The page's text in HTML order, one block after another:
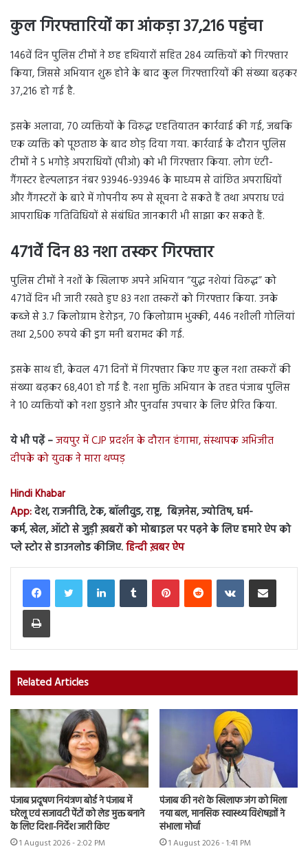
कुल गिरफ्तारियों का आंकड़ा 37,216 पहुंचा
146वें दिन पुलिस टीमों ने छह हथियारों सहित 284 व्यक्तियों को गिरफ्तार
किया, जिससे अभियान शुरू होने के बाद कुल गिरफ्तारियों की संख्या बढ़कर
37,216 हो गई है.
इसके अलावा, 70 व्यक्तियों के विरुद्ध एहतियातन कार्रवाई की गई, जबकि
एक व्यक्ति को पूछताछ के बाद छोड़ दिया गया. कार्रवाई के दौरान पुलिस
टीमों ने 5 भगोड़े अपराधियों (पीओ) को भी गिरफ्तार किया. लोग एंटी-
गैंगस्टर हेल्पलाइन नंबर 93946-93946 के माध्यम से वांछित अपराधियों
और गैंगस्टरों के बारे में गोपनीय रूप से सूचना दे सकते हैं तथा अपराध एवं
आपराधिक गतिविधियों से संबंधित जानकारी भी साझा कर सकते हैं.
471वें दिन 83 नशा तस्कर गिरफ्तार
पुलिस टीमों ने नशों के खिलाफ अपने अभियान “युद्ध नशेयां विरुद्ध” को
471वें दिन भी जारी रखते हुए 83 नशा तस्करों को गिरफ्तार किया. उनके
कब्जे से 3.7 किलोग्राम हेरोइन, 70 किलोग्राम भुक्की, 446 नशीली गोलियां
तथा 2,500 रुपये की ड्रग मनी बरामद की गई.
इसके साथ ही, केवल 471 दिनों में गिरफ्तार किए गए कुल नशा तस्करों की
संख्या बढ़कर 68,401 हो गई है. नशा मुक्ति अभियान के तहत पंजाब पुलिस
ने 10 व्यक्तियों को नशा छुड़ाने और पुनर्वास उपचार के लिए प्रेरित किया.
ये भी पढ़ें –जयपुर में CJP प्रदर्शन के दौरान हंगामा, संस्थापक अभिजीत
दीपके को युवक ने मारा थप्पड़
Hindi Khabar
App:देश, राजनीति, टेक, बॉलीवुड, राष्ट्र, बिज़नेस, ज्योतिष, धर्म-
कर्म, खेल, ऑटो से जुड़ी ख़बरों को मोबाइल पर पढ़ने के लिए हमारे ऐप को
प्ले स्टोर से डाउनलोड कीजिए.हिन्दी ख़बर ऐप
LinkedInTumblr PinterestReddit VKontakteShare via Email
Print
Related Articles
पंजाब प्रदूषण नियंत्रण बोर्ड ने पंजाब में
घरेलू एवं सजावटी पेंटों को लेड मुक्त बनाने
के लिए दिशा-निर्देश जारी किए
1 August 2026 - 2:02 PM
पंजाब की नशे के खिलाफ जंग को मिला
नया बल, मानसिक स्वास्थ्य विशेषज्ञों ने
संभाला मोर्चा
1 August 2026 - 1:41 PM